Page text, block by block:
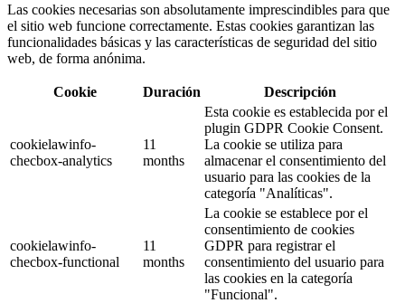
Las cookies necesarias son absolutamente imprescindibles para que
el sitio web funcione correctamente. Estas cookies garantizan las
funcionalidades básicas y las características de seguridad del sitio
web, de forma anónima.
Cookie Duración Descripción
cookielawinfo-
checbox-analytics
11
months
Esta cookie es establecida por el
plugin GDPR Cookie Consent.
La cookie se utiliza para
almacenar el consentimiento del
usuario para las cookies de la
categoría "Analíticas".
cookielawinfo-
checbox-functional
11
months
La cookie se establece por el
consentimiento de cookies
GDPR para registrar el
consentimiento del usuario para
las cookies en la categoría
"Funcional".